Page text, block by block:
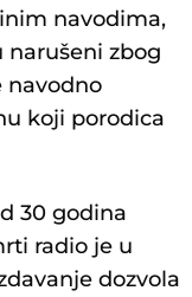
navodima,
narušeni zbog
navodno
koјi porodica
30 godina
radio јe u
dozvola